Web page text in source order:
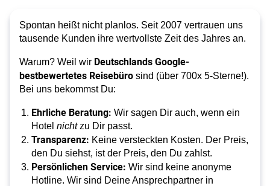
Spontan heißt nicht planlos. Seit 2007 vertrauen uns
tausende Kunden ihre wertvollste Zeit des Jahres an.
Warum? Weil wir Deutschlands Google-
bestbewertetes Reisebüro sind (über 700x 5-Sterne!).
Bei uns bekommst Du:
Ehrliche Beratung: Wir sagen Dir auch, wenn ein
Hotel nichtzu Dir passt.
Transparenz: Keine versteckten Kosten. Der Preis,
den Du siehst, ist der Preis, den Du zahlst.
Persönlichen Service: Wir sind keine anonyme
Hotline. Wir sind Deine Ansprechpartner in